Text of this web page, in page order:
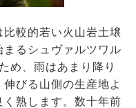
比較的若い火山岩土壌
るシュヴァルツワル
め、雨はあまり降り
びる山側の生産地よ
く熟します。数十年前